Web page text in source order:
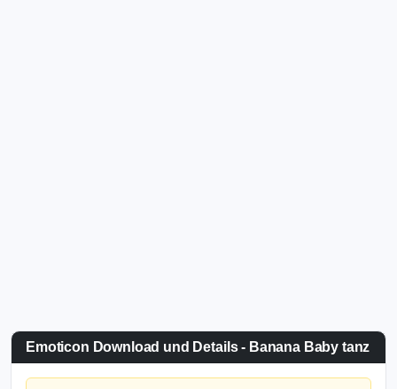
Emoticon Download und Details - Banana Baby tanz